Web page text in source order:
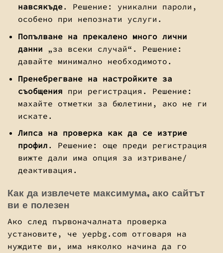
навсякъде. Решение: уникални пароли,
особено при непознати услуги.
Попълване на прекалено много лични
данни „за всеки случай“. Решение:
давайте минимално необходимото.
Пренебрегване на настройките за
съобщения при регистрация. Решение:
махайте отметки за бюлетини, ако не ги
искате.
Липса на проверка как да се изтрие
профил . Решение: още преди регистрация
вижте дали има опция за изтриване/
деактивация.
Как да извлечете максимума, ако сайтът
ви е полезен
Ако след първоначалната проверка
установите, че yepbg.com отговаря на
нуждите ви, има няколко начина да го